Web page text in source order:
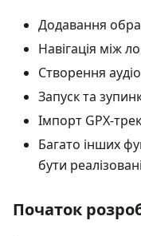
Додавання
Навігація між
Створення
Запуск та
Імпорт GPX-
Багато інших
бути
Початок